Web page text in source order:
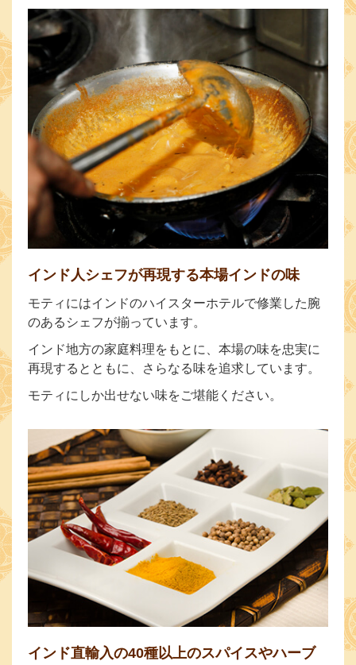
インド人シェフが再現する本場インドの味
モティにはインドのハイスターホテルで修業した腕
のあるシェフが揃っています。
インド地方の家庭料理をもとに、本場の味を忠実に
再現するとともに、さらなる味を追求しています。
モティにしか出せない味をご堪能ください。
インド直輸入の40種以上のスパイスやハーブ